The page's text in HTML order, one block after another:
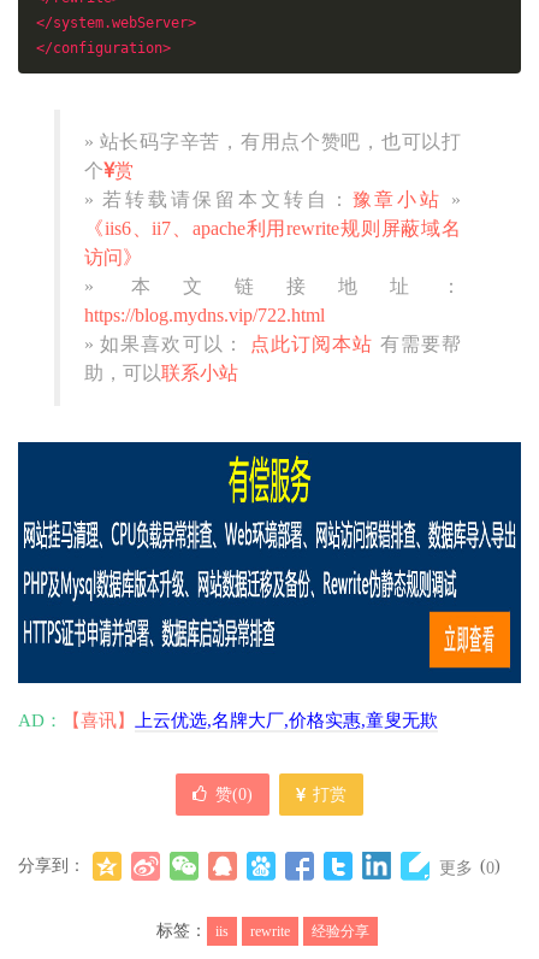
</system.webServer>
</configuration>
» 站长码字辛苦，有用点个赞吧，也可以打
个 赏
» 若转载请保留本文转自： 豫章小站
»
《iis6、ii7、apache利用rewrite规则屏蔽域名
访问》
» 本文链接地址：
https://blog.mydns.vip/722.html
» 如果喜欢可以：
点此订阅本站 有需要帮
助，可以联系小站
AD： 【喜讯】 上云优选,名牌大厂,价格实惠,童叟无欺
赞(0) 打赏
分享到： 更多 (0)
标签： iis rewrite 经验分享